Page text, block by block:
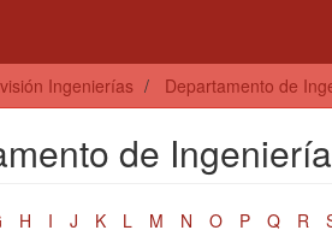
Ingenierías Departamento de
de
H I J K L M N O P Q R